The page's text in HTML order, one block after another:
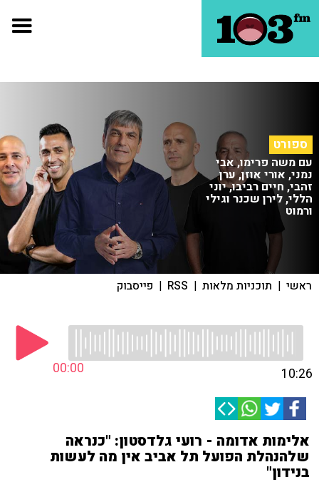
ספורט
עם משה פרימו, אבי
נמני, אורי אוזן, ערן
זהבי, חיים רביבו, יוני
הללי, לירן שכנר וגילי
ורמוט
ראשי | תוכניות מלאות |
RSS
| פייסבוק
00:00 10:26
אלימות אדומה - רועי גלדסטון: "כנראה
שלהנהלת הפועל תל אביב אין מה לעשות
בנידון"